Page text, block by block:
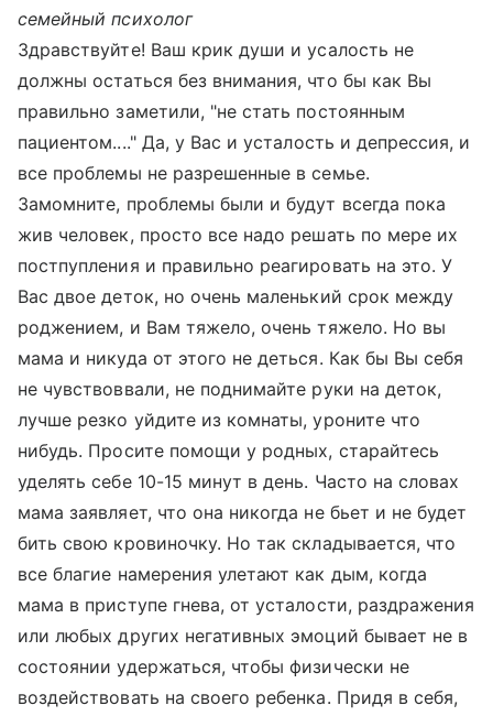
семейный психолог
Здравствуйте! Ваш крик души и усалость не
должны остаться без внимания, что бы как Вы
правильно заметили, "не стать постоянным
пациентом...." Да, у Вас и усталость и депрессия, и
все проблемы не разрешенные в семье.
Замомните, проблемы были и будут всегда пока
жив человек, просто все надо решать по мере их
постпупления и правильно реагировать на это. У
Вас двое деток, но очень маленький срок между
роджением, и Вам тяжело, очень тяжело. Но вы
мама и никуда от этого не деться. Как бы Вы себя
не чувствоввали, не поднимайте руки на деток,
лучше резко уйдите из комнаты, уроните что
нибудь. Просите помощи у родных, старайтесь
уделять себе 10-15 минут в день. Часто на словах
мама заявляет, что она никогда не бьет и не будет
бить свою кровиночку. Но так складывается, что
все благие намерения улетают как дым, когда
мама в приступе гнева, от усталости, раздражения
или любых других негативных эмоций бывает не в
состоянии удержаться, чтобы физически не
воздействовать на своего ребенка. Придя в себя,